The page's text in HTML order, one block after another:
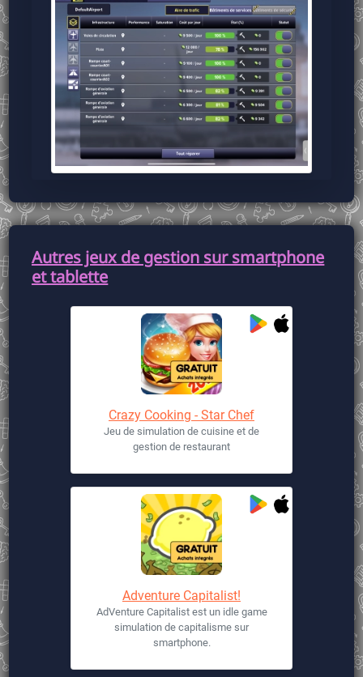
Autres jeux de gestion sur smartphone
et tablette
Crazy Cooking - Star Chef
Jeu de simulation de cuisine et de
gestion de restaurant
Adventure Capitalist!
AdVenture Capitalist est un idle game
simulation de capitalisme sur
smartphone.